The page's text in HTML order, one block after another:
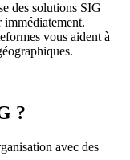
des solutions SIG
immédiatement.
vous aident à
?
avec des